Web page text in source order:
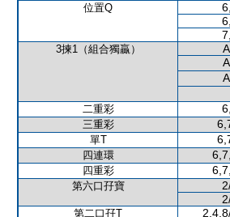
位置Q
3揀1（組合獨贏）
二重彩
三重彩
單T
四連環
四重彩
第六口孖寶
第二口孖T